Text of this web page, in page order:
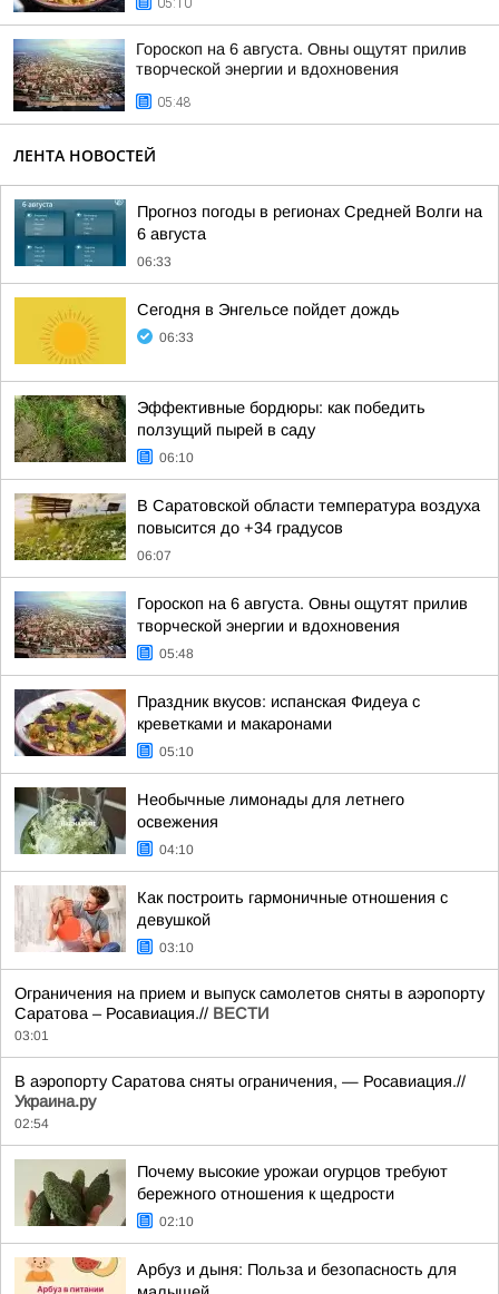
05:10
Гороскоп на 6 августа. Овны ощутят прилив
творческой энергии и вдохновения
05:48
ЛЕНТА НОВОСТЕЙ
Прогноз погоды в регионах Средней Волги на
6 августа
06:33
Сегодня в Энгельсе пойдет дождь
06:33
Эффективные бордюры: как победить
ползущий пырей в саду
06:10
В Саратовской области температура воздуха
повысится до +34 градусов
06:07
Гороскоп на 6 августа. Овны ощутят прилив
творческой энергии и вдохновения
05:48
Праздник вкусов: испанская Фидеуа с
креветками и макаронами
05:10
Необычные лимонады для летнего
освежения
04:10
Как построить гармоничные отношения с
девушкой
03:10
Ограничения на прием и выпуск самолетов сняты в аэропорту
Саратова – Росавиация.// ВЕСТИ
03:01
В аэропорту Саратова сняты ограничения, — Росавиация.//
Украина.ру
02:54
Почему высокие урожаи огурцов требуют
бережного отношения к щедрости
02:10
Арбуз и дыня: Польза и безопасность для